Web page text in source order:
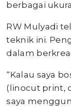
berbagai
RW Mulyadi
teknik ini.
dalam
“Kalau saya
(linocut print,
saya